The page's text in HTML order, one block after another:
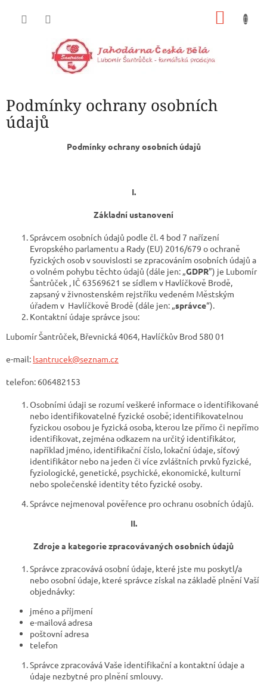
Podmínky ochrany osobních
údajů
Podmínky ochrany osobních údajů
I.
Základní ustanovení
Správcem osobních údajů podle čl. 4 bod 7 nařízení
Evropského parlamentu a Rady (EU) 2016/679 o ochraně
fyzických osob v souvislosti se zpracováním osobních údajů a
o volném pohybu těchto údajů (dále jen: „GDPR”) je Lubomír
Šantrůček , IČ 63569621 se sídlem v Havlíčkově Brodě,
zapsaný v živnostenském rejstříku vedeném Městským
úřadem v Havlíčkově Brodě (dále jen: „správce“).
Kontaktní údaje správce jsou:
Lubomír Šantrůček, Břevnická 4064, Havlíčkův Brod 580 01
e-mail: lsantrucek@seznam.cz
telefon: 606482153
Osobními údaji se rozumí veškeré informace o identifikované
nebo identifikovatelné fyzické osobě; identifikovatelnou
fyzickou osobou je fyzická osoba, kterou lze přímo či nepřímo
identifikovat, zejména odkazem na určitý identifikátor,
například jméno, identifikační číslo, lokační údaje, síťový
identifikátor nebo na jeden či více zvláštních prvků fyzické,
fyziologické, genetické, psychické, ekonomické, kulturní
nebo společenské identity této fyzické osoby.
Správce nejmenoval pověřence pro ochranu osobních údajů.
II.
Zdroje a kategorie zpracovávaných osobních údajů
Správce zpracovává osobní údaje, které jste mu poskytl/a
nebo osobní údaje, které správce získal na základě plnění Vaší
objednávky:
jméno a příjmení
e-mailová adresa
poštovní adresa
telefon
Správce zpracovává Vaše identifikační a kontaktní údaje a
údaje nezbytné pro plnění smlouvy.